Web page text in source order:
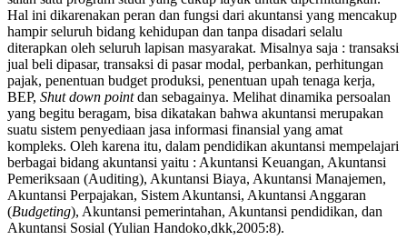
Hal ini dikarenakan peran dan fungsi dari akuntansi yang mencakup
hampir seluruh bidang kehidupan dan tanpa disadari selalu
diterapkan oleh seluruh lapisan masyarakat. Misalnya saja : transaksi
jual beli dipasar, transaksi di pasar modal, perbankan, perhitungan
pajak, penentuan budget produksi, penentuan upah tenaga kerja,
BEP, Shut down pointdan sebagainya. Melihat dinamika persoalan
yang begitu beragam, bisa dikatakan bahwa akuntansi merupakan
suatu sistem penyediaan jasa informasi finansial yang amat
kompleks. Oleh karena itu, dalam pendidikan akuntansi mempelajari
berbagai bidang akuntansi yaitu : Akuntansi Keuangan, Akuntansi
Pemeriksaan (Auditing), Akuntansi Biaya, Akuntansi Manajemen,
Akuntansi Perpajakan, Sistem Akuntansi, Akuntansi Anggaran
(Budgeting), Akuntansi pemerintahan, Akuntansi pendidikan, dan
Akuntansi Sosial (Yulian Handoko,dkk,2005:8).